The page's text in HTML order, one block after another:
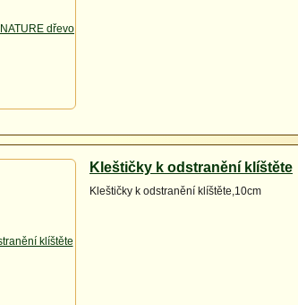
Kleštičky k odstranění klíštěte
Kleštičky k odstranění klíštěte,10cm